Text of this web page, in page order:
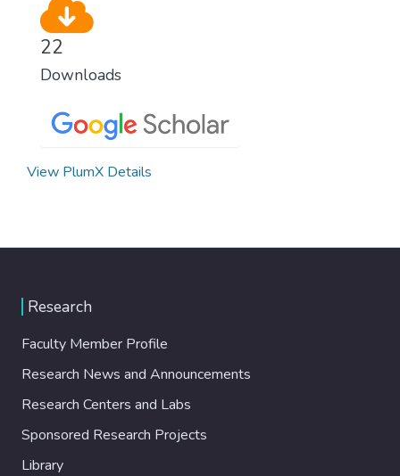
22
Downloads
View PlumX Details
Research
Faculty Member Profile
Research News and Announcements
Research Centers and Labs
Sponsored Research Projects
Library